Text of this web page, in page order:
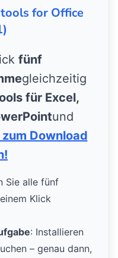
for Office
fünf
gleichzeitig
für Excel,
und
Download
Sie alle fünf
Klick
: Installieren
– genau dann,